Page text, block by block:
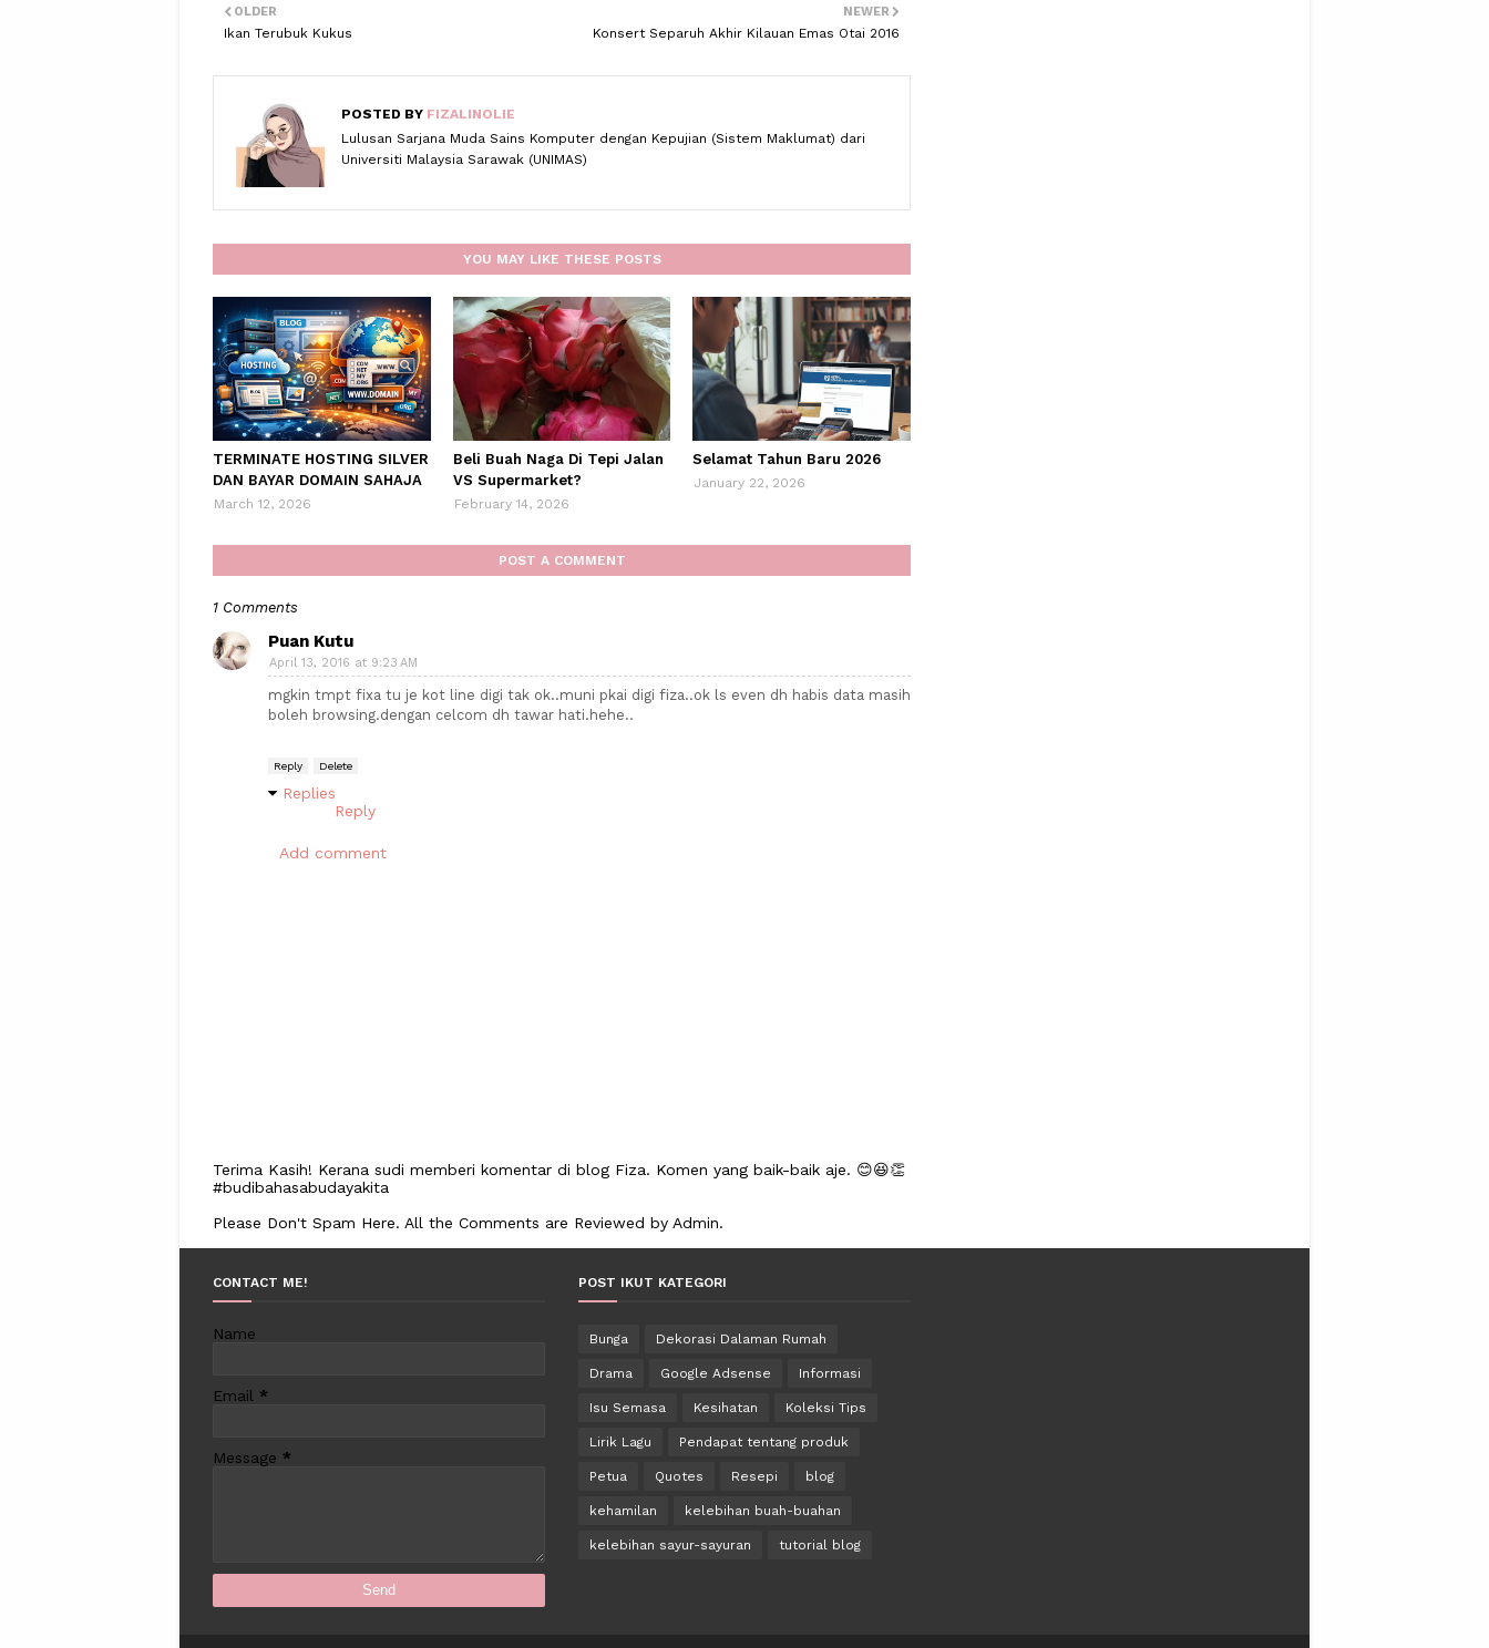
NEWER
Konsert Separuh Akhir Kilauan Emas Otai 2016
OLDER
Ikan Terubuk Kukus
POSTED BY FIZALINOLIE
Lulusan Sarjana Muda Sains Komputer dengan Kepujian (Sistem Maklumat) dari
Universiti Malaysia Sarawak (UNIMAS)
YOU MAY LIKE THESE POSTS
TERMINATE HOSTING SILVER
DAN BAYAR DOMAIN SAHAJA
March 12, 2026
Beli Buah Naga Di Tepi Jalan
VS Supermarket?
February 14, 2026
Selamat Tahun Baru 2026
January 22, 2026
POST A COMMENT
1 Comments
Puan Kutu
April 13, 2016 at 9:23 AM
mgkin tmpt fixa tu je kot line digi tak ok..muni pkai digi fiza..ok ls even dh habis data masih
boleh browsing.dengan celcom dh tawar hati.hehe..
Reply Delete
Replies
Reply
Add comment
Terima Kasih! Kerana sudi memberi komentar di blog Fiza. Komen yang baik-baik aje. 😊😆👏
#budibahasabudayakita
Please Don't Spam Here. All the Comments are Reviewed by Admin.
CONTACT ME!
Name
Email *
Message *
POST IKUT KATEGORI
Bunga Dekorasi Dalaman Rumah
Drama Google Adsense Informasi
Isu Semasa Kesihatan Koleksi Tips
Lirik Lagu Pendapat tentang produk
Petua Quotes Resepi blog
kehamilan kelebihan buah-buahan
kelebihan sayur-sayuran tutorial blog